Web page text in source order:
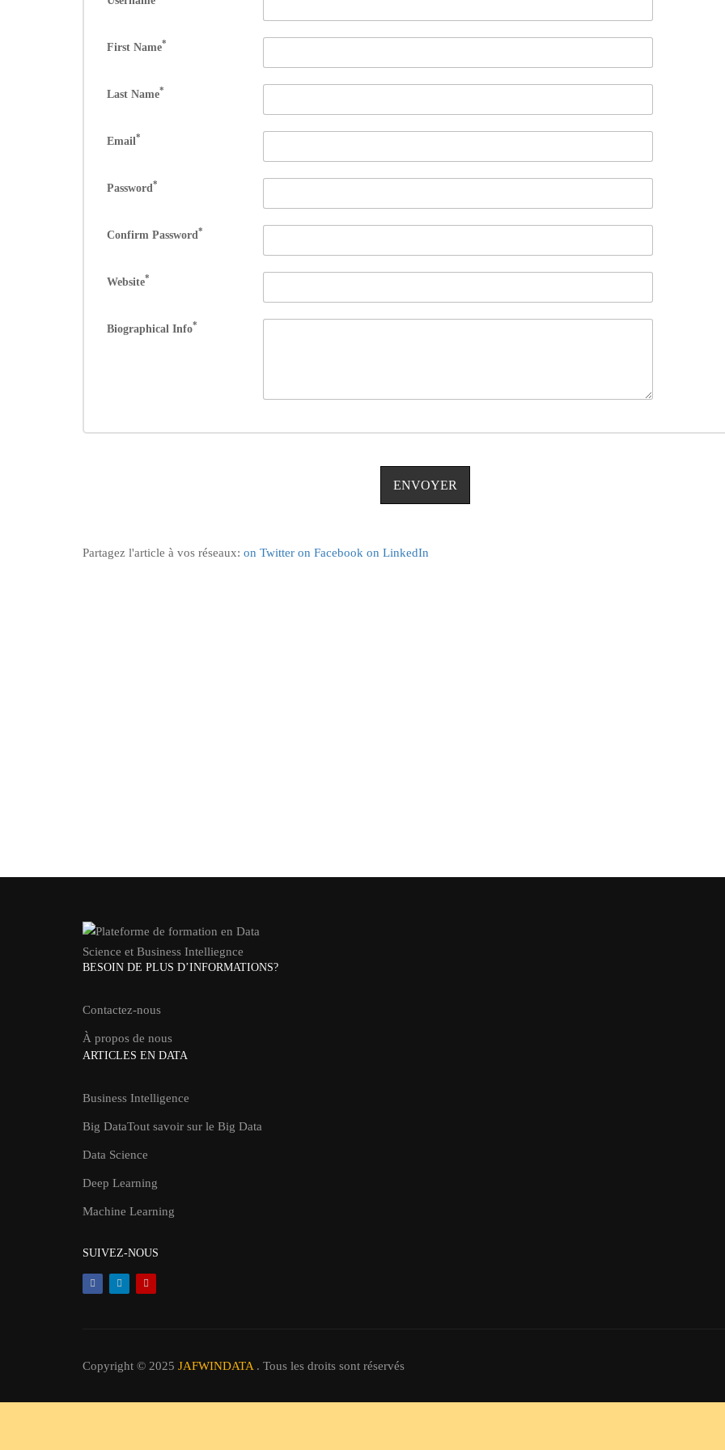
First Name*
Last Name*
Email*
Password*
Confirm Password*
Website*
Biographical Info*
Partagez l'article à vos réseaux: on Twitter on Facebook on LinkedIn
BESOIN DE PLUS D’INFORMATIONS?
Contactez-nous
À propos de nous
ARTICLES EN DATA
Business Intelligence
Big DataTout savoir sur le Big Data
Data Science
Deep Learning
Machine Learning
SUIVEZ-NOUS
Copyright © 2025 JAFWINDATA . Tous les droits sont réservés